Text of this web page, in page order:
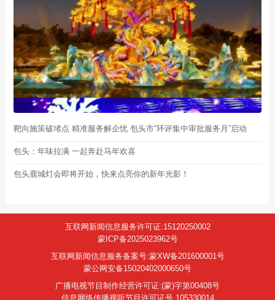
靶向施策破堵点 精准服务解企忧 包头市“环评集中审批服务月”启动
包头：年味拉满 一起奔赴马年欢喜
包头鹿城灯会即将开始，快来点亮你的新年光影！
互联网新闻信息服务许可证:15120250002
蒙ICP备2025023962号
互联网新闻信息服务备案号:蒙XW备201600001号
蒙公网安备15020402000650号
广播电视节目制作经营许可证:(蒙)字第00408号
信息网络传播视听节目许可证号 105330014